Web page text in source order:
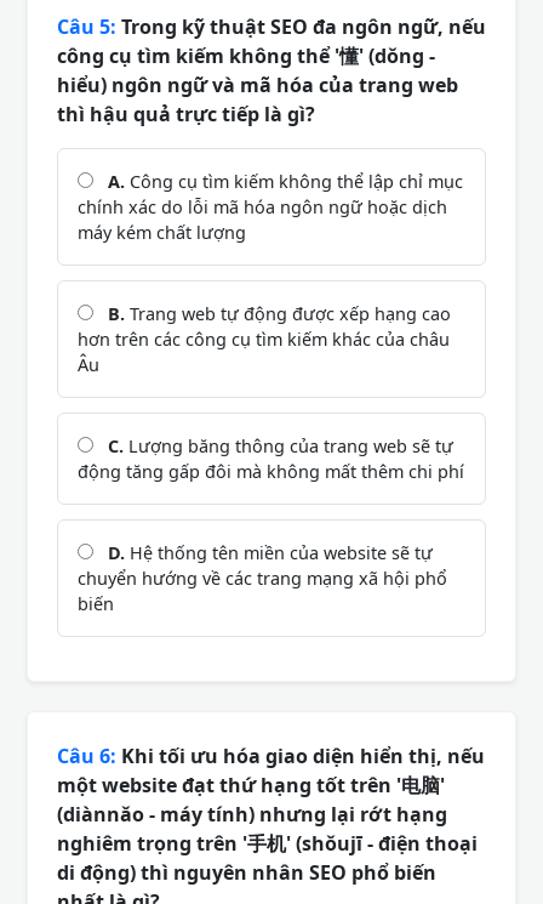
Câu 5: Trong kỹ thuật SEO đa ngôn ngữ, nếu
công cụ tìm kiếm không thể '懂' (dǒng -
hiểu) ngôn ngữ và mã hóa của trang web
thì hậu quả trực tiếp là gì?
A. Công cụ tìm kiếm không thể lập chỉ mục
chính xác do lỗi mã hóa ngôn ngữ hoặc dịch
máy kém chất lượng
B. Trang web tự động được xếp hạng cao
hơn trên các công cụ tìm kiếm khác của châu
Âu
C. Lượng băng thông của trang web sẽ tự
động tăng gấp đôi mà không mất thêm chi phí
D. Hệ thống tên miền của website sẽ tự
chuyển hướng về các trang mạng xã hội phổ
biến
Câu 6: Khi tối ưu hóa giao diện hiển thị, nếu
một website đạt thứ hạng tốt trên '电脑'
(diànnǎo - máy tính) nhưng lại rớt hạng
nghiêm trọng trên '手机' (shǒujī - điện thoại
di động) thì nguyên nhân SEO phổ biến